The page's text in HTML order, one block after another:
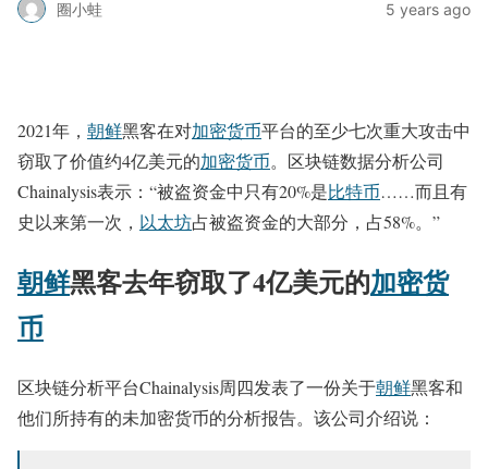
圈小蛙 5 years ago
2021年， 朝鲜黑客在对加密货币平台的至少七次重大攻击中
窃取了价值约4亿美元的加密货币。区块链数据分析公司
Chainalysis表示：“被盗资金中只有20%是比特币……而且有
史以来第一次， 以太坊占被盗资金的大部分，占58%。”
朝鲜黑客去年窃取了4亿美元的加密货
币
区块链分析平台Chainalysis周四发表了一份关于朝鲜黑客和
他们所持有的未加密货币的分析报告。该公司介绍说：